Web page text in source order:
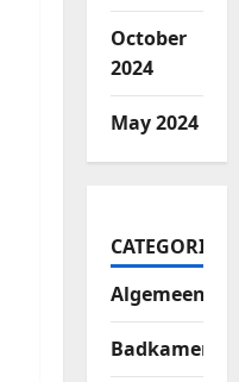
October
2024
May 2024
CATEGORIES
Algemeen
Badkamer